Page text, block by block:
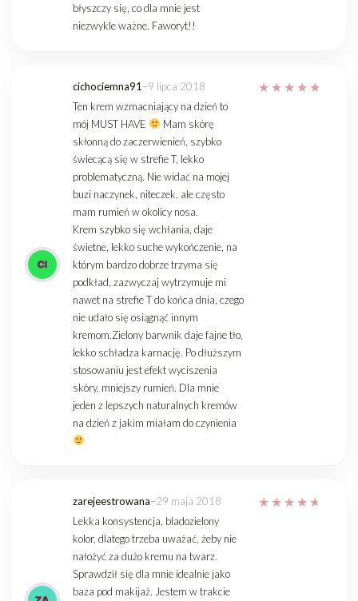
błyszczy się, co dla mnie jest
niezwykle ważne. Faworyt!!
cichociemna91 –9 lipca 2018
Ten krem wzmacniający na dzień to
mój MUST HAVE
Mam skórę
skłonną do zaczerwienień, szybko
świecącą się w strefie T, lekko
problematyczną. Nie widać na mojej
buzi naczynek, niteczek, ale często
mam rumień w okolicy nosa.
Krem szybko się wchłania, daje
świetne, lekko suche wykończenie, na
którym bardzo dobrze trzyma się
podkład, zazwyczaj wytrzymuje mi
nawet na strefie T do końca dnia, czego
nie udało się osiągnąć innym
kremom.Zielony barwnik daje fajne tło,
lekko schładza karnację. Po dłuższym
stosowaniu jest efekt wyciszenia
skóry, mniejszy rumień. Dla mnie
jeden z lepszych naturalnych kremów
na dzień z jakim miałam do czynienia
zarejeestrowana–29 maja 2018
Lekka konsystencja, bladozielony
kolor, dlatego trzeba uważać, żeby nie
nałożyć za dużo kremu na twarz.
Sprawdził się dla mnie idealnie jako
baza pod makijaż. Jestem w trakcie